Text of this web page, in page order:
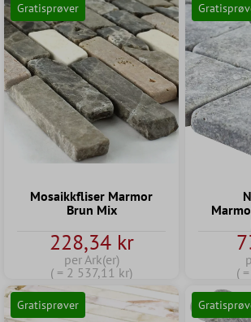
Gratisprøver
Mosaikkfliser Marmor
Brun Mix
228,34 kr
per Ark(er)
( = 2 537,11 kr)
(
Gratisprøver